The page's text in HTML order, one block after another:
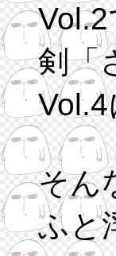
剣「
そん
ふと